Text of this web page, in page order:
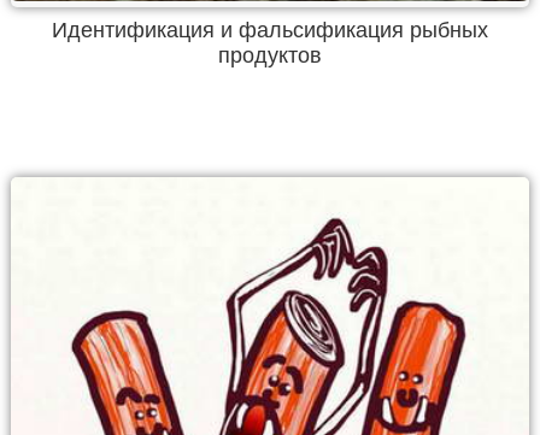
Идентификация и фальсификация рыбных
продуктов